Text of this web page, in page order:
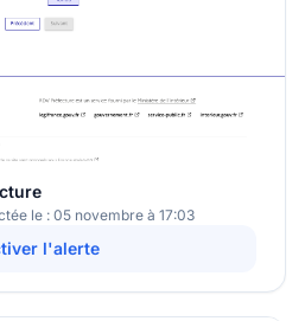
le : 05 novembre à 17:03
l'alerte